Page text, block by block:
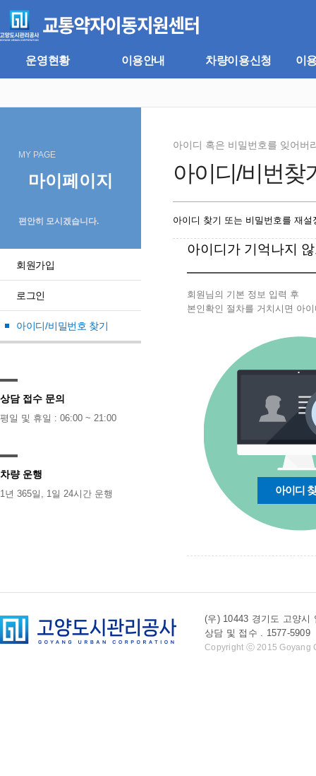
뉴
바
기
바
로
운영현황 이용안내 차량이용신청 이
마이페이지
MY PAGE
편안히 모시겠습니다.
회원가입
로그인
아이디/비밀번호 찾기
상담 접수 문의
평일 및 휴일 : 06:00 ~ 21:00
차량 운행
1년 365일, 1일 24시간 운행
아이디/비번찾
아이디 혹은 비밀번호를 잊어버
아이디 찾기 또는 비밀번호를 재
아이디가 기억나지
회원님의 기본 정보 입력 후
본인확인 절차를 거치시면 아
아이디
(우) 10443 경기도 고양시
상담 및 접수 . 1577-
Copyright ⓒ 2015 Goyang